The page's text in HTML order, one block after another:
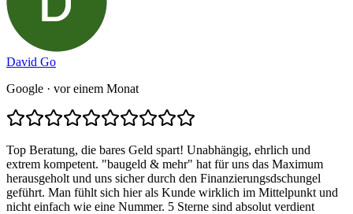
David Go
Google · vor einem Monat
Top Beratung, die bares Geld spart! Unabhängig, ehrlich und
extrem kompetent. "baugeld & mehr" hat für uns das Maximum
herausgeholt und uns sicher durch den Finanzierungsdschungel
geführt. Man fühlt sich hier als Kunde wirklich im Mittelpunkt und
nicht einfach wie eine Nummer. 5 Sterne sind absolut verdient